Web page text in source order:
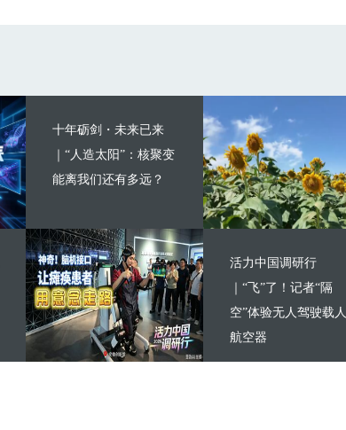
十年砺剑・未来已来
｜“人造太阳”：核聚变
能离我们还有多远？
活力中国调研行
｜“飞”了！记者“隔
空”体验无人驾驶载人
航空器